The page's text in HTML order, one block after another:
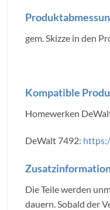
gem. Skizze in den
Kompatible
Homewerken
DeWalt 7492:
Die Teile werden
dauern. Sobald der